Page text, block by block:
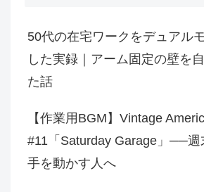
50代の在宅ワークをデュアル
した実録｜アーム固定の壁を
た話
【作業用BGM】Vintage
#11「Saturday Garage」──週
手を動かす人へ